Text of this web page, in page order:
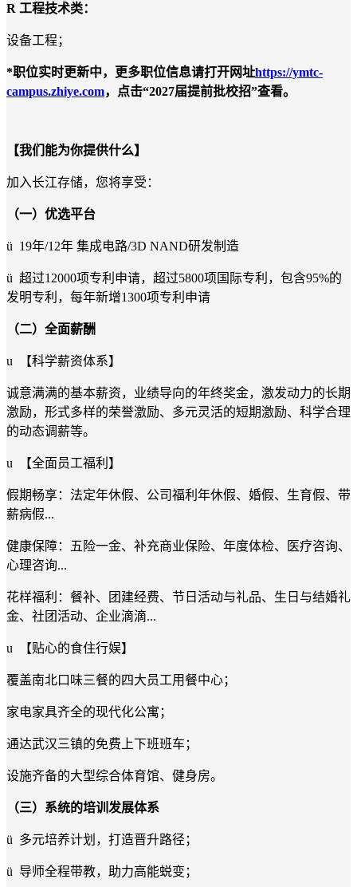
R 工程技术类：
设备工程；
*职位实时更新中，更多职位信息请打开网址https://ymtc-
campus.zhiye.com，点击“2027届提前批校招”查看。
【我们能为你提供什么】
加入长江存储，您将享受：
（一）优选平台
ü 19年/12年 集成电路/3D NAND研发制造
ü 超过12000项专利申请，超过5800项国际专利，包含95%的
发明专利，每年新增1300项专利申请
（二）全面薪酬
u 【科学薪资体系】
诚意满满的基本薪资，业绩导向的年终奖金，激发动力的长期
激励，形式多样的荣誉激励、多元灵活的短期激励、科学合理
的动态调薪等。
u 【全面员工福利】
假期畅享：法定年休假、公司福利年休假、婚假、生育假、带
薪病假...
健康保障：五险一金、补充商业保险、年度体检、医疗咨询、
心理咨询...
花样福利：餐补、团建经费、节日活动与礼品、生日与结婚礼
金、社团活动、企业滴滴...
u 【贴心的食住行娱】
覆盖南北口味三餐的四大员工用餐中心；
家电家具齐全的现代化公寓；
通达武汉三镇的免费上下班班车；
设施齐备的大型综合体育馆、健身房。
（三）系统的培训发展体系
ü 多元培养计划，打造晋升路径；
ü 导师全程带教，助力高能蜕变；